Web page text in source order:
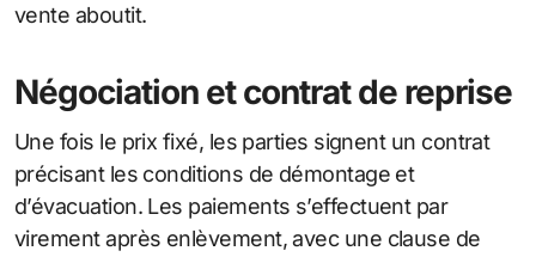
vente aboutit.
Négociation et contrat de reprise
Une fois le prix fixé, les parties signent un contrat
précisant les conditions de démontage et
d’évacuation. Les paiements s’effectuent par
virement après enlèvement, avec une clause de